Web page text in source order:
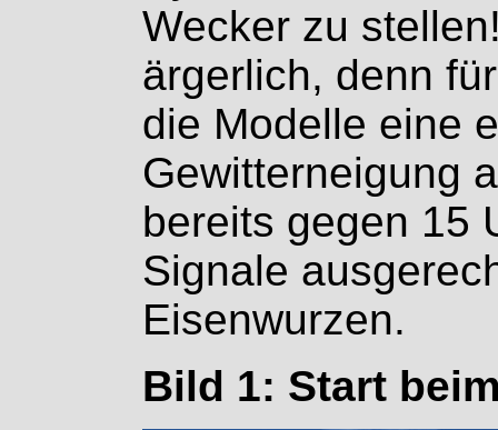
Wecker zu
ärgerlich, denn
die Modelle eine
Gewitterneigung
bereits gegen 15
Signale
Eisenwurzen.
Bild 1: Start